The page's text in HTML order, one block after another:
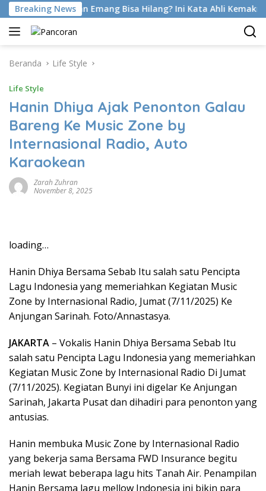
Langsung
ke
konten
Breaking News
Di Latihan Emang Bisa Hilang? Ini Kata Ahli Kemakmuran
Beranda Life Style
Life Style
Hanin Dhiya Ajak Penonton Galau
Bareng Ke Music Zone by
Internasional Radio, Auto
Karaokean
Zarah Zuhran
November 8, 2025
loading…
Hanin Dhiya Bersama Sebab Itu salah satu Pencipta
Lagu Indonesia yang memeriahkan Kegiatan Music
Zone by Internasional Radio, Jumat (7/11/2025) Ke
Anjungan Sarinah. Foto/Annastasya.
JAKARTA – Vokalis Hanin Dhiya Bersama Sebab Itu
salah satu Pencipta Lagu Indonesia yang memeriahkan
Kegiatan Music Zone by Internasional Radio Di Jumat
(7/11/2025). Kegiatan Bunyi ini digelar Ke Anjungan
Sarinah, Jakarta Pusat dan dihadiri para penonton yang
antusias.
Hanin membuka Music Zone by Internasional Radio
yang bekerja sama Bersama FWD Insurance begitu
meriah lewat beberapa lagu hits Tanah Air. Penampilan
Hanin Bersama lagu mellow Indonesia ini bikin para